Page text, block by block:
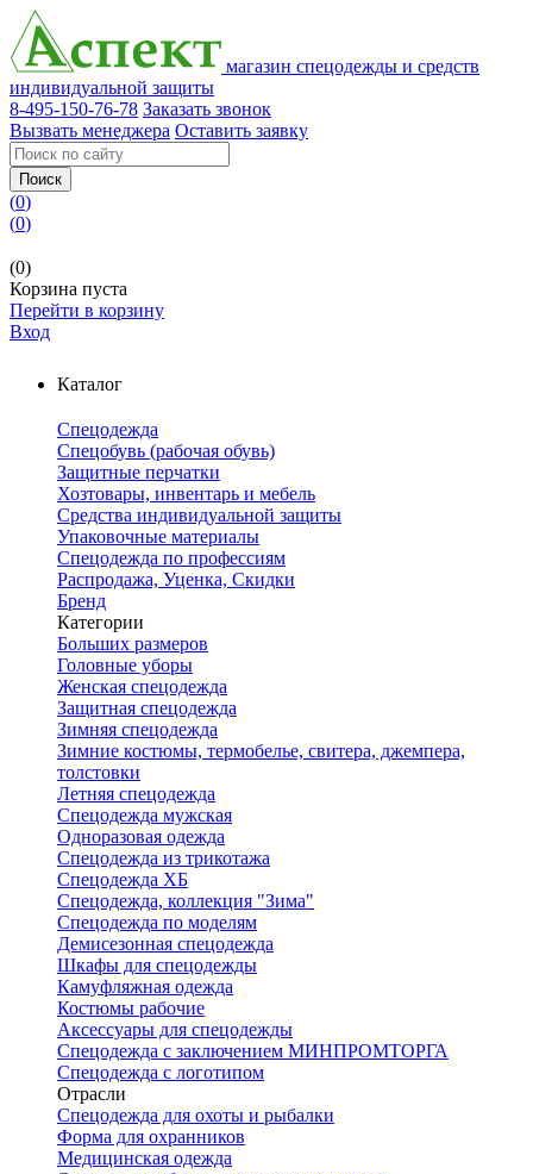
магазин спецодежды и средств
индивидуальной защиты
8-495-150-76-78 Заказать звонок
Вызвать менеджера Оставить заявку
Поиск
(0)
(0)
(0)
Корзина пуста
Перейти в корзину
Вход
Каталог
Спецодежда
Спецобувь (рабочая обувь)
Защитные перчатки
Хозтовары, инвентарь и мебель
Средства индивидуальной защиты
Упаковочные материалы
Спецодежда по профессиям
Распродажа, Уценка, Скидки
Бренд
Категории
Больших размеров
Головные уборы
Женская спецодежда
Защитная спецодежда
Зимняя спецодежда
Зимние костюмы, термобелье, свитера, джемпера,
толстовки
Летняя спецодежда
Спецодежда мужская
Одноразовая одежда
Спецодежда из трикотажа
Спецодежда ХБ
Спецодежда, коллекция "Зима"
Спецодежда по моделям
Демисезонная спецодежда
Шкафы для спецодежды
Камуфляжная одежда
Костюмы рабочие
Аксессуары для спецодежды
Спецодежда с заключением МИНПРОМТОРГА
Спецодежда с логотипом
Отрасли
Спецодежда для охоты и рыбалки
Форма для охранников
Медицинская одежда